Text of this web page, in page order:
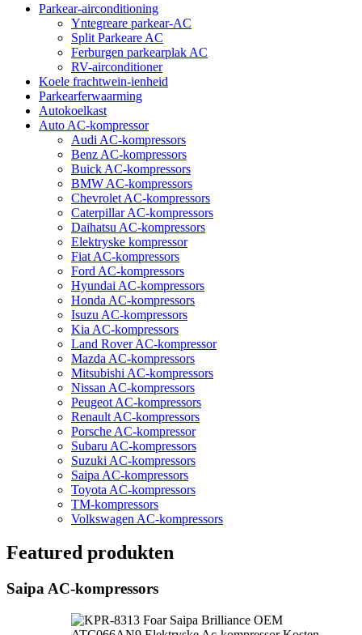
Parkear-airconditioning
Yntegreare parkear-AC
Split Parkeare AC
Ferburgen parkearplak AC
RV-airconditioner
Koele frachtwein-ienheid
Parkearferwaarming
Autokoelkast
Auto AC-kompressor
Audi AC-kompressors
Benz AC-kompressors
Buick AC-kompressors
BMW AC-kompressors
Chevrolet AC-kompressors
Caterpillar AC-kompressors
Daihatsu AC-kompressors
Elektryske kompressor
Fiat AC-kompressors
Ford AC-kompressors
Hyundai AC-kompressors
Honda AC-kompressors
Isuzu AC-kompressors
Kia AC-kompressors
Land Rover AC-kompressor
Mazda AC-kompressors
Mitsubishi AC-kompressors
Nissan AC-kompressors
Peugeot AC-kompressors
Renault AC-kompressors
Porsche AC-kompressor
Subaru AC-kompressors
Suzuki AC-kompressors
Saipa AC-kompressors
Toyota AC-kompressors
TM-kompressors
Volkswagen AC-kompressors
Featured produkten
Saipa AC-kompressors